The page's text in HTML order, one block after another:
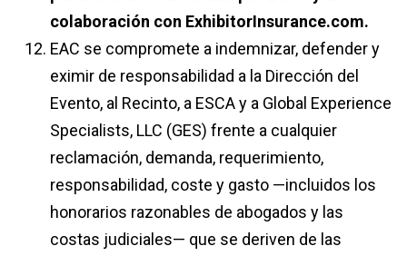
colaboración con ExhibitorInsurance.com.
EAC se compromete a indemnizar, defender y
eximir de responsabilidad a la Dirección del
Evento, al Recinto, a ESCA y a Global Experience
Specialists, LLC (GES) frente a cualquier
reclamación, demanda, requerimiento,
responsabilidad, coste y gasto —incluidos los
honorarios razonables de abogados y las
costas judiciales— que se deriven de las